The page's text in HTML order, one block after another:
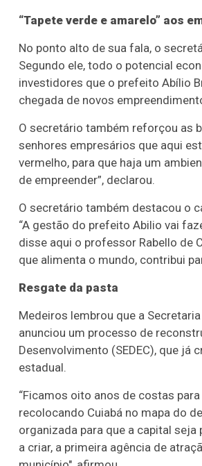
“Tapete verde e amarelo” aos
No ponto alto de sua fala, o
Segundo ele, todo o potencial
investidores que o prefeito Abílio
chegada de novos
O secretário também reforçou as
senhores empresários que aqui
vermelho, para que haja um
de empreender”, declarou.
O secretário também destacou o
“A gestão do prefeito Abilio vai
disse aqui o professor Rabello de
que alimenta o mundo, contribui
Resgate da pasta
Medeiros lembrou que a
anunciou um processo de
Desenvolvimento (SEDEC), que
estadual.
“Ficamos oito anos de costas
recolocando Cuiabá no mapa do
organizada para que a capital
a criar, a primeira agência de